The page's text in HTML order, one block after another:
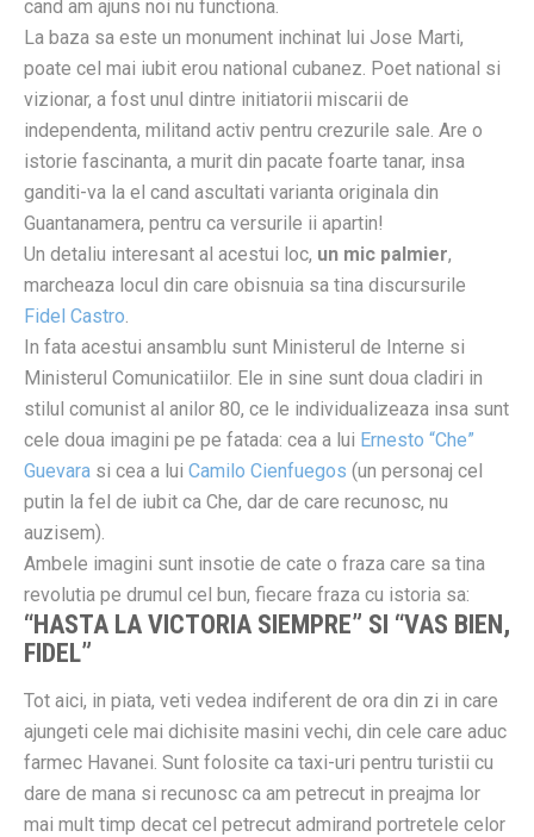
cand am ajuns noi nu functiona.
La baza sa este un monument inchinat lui Jose Marti,
poate cel mai iubit erou national cubanez. Poet national si
vizionar, a fost unul dintre initiatorii miscarii de
independenta, militand activ pentru crezurile sale. Are o
istorie fascinanta, a murit din pacate foarte tanar, insa
ganditi-va la el cand ascultati varianta originala din
Guantanamera, pentru ca versurile ii apartin!
Un detaliu interesant al acestui loc, un mic palmier,
marcheaza locul din care obisnuia sa tina discursurile
Fidel Castro
In fata acestui ansamblu sunt Ministerul de Interne si
Ministerul Comunicatiilor. Ele in sine sunt doua cladiri in
stilul comunist al anilor 80, ce le individualizeaza insa sunt
cele doua imagini pe pe fatada: cea a lui Ernesto “Che”
Guevara si cea a lui Camilo Cienfuegos (un personaj cel
putin la fel de iubit ca Che, dar de care recunosc, nu
auzisem).
Ambele imagini sunt insotie de cate o fraza care sa tina
revolutia pe drumul cel bun, fiecare fraza cu istoria sa:
“HASTA LA VICTORIA SIEMPRE” SI “VAS BIEN,
FIDEL”
Tot aici, in piata, veti vedea indiferent de ora din zi in care
ajungeti cele mai dichisite masini vechi, din cele care aduc
farmec Havanei. Sunt folosite ca taxi-uri pentru turistii cu
dare de mana si recunosc ca am petrecut in preajma lor
mai mult timp decat cel petrecut admirand portretele celor